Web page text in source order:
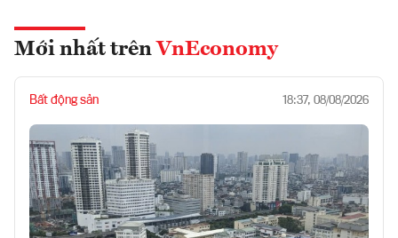
Mới nhất trên VnEconomy
Bất động sản 18:37, 08/08/2026